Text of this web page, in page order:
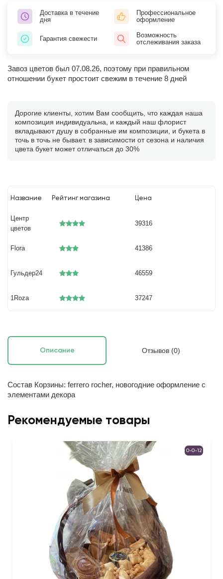
Доставка в течение
дня
Профессиональное
оформление
Гарантия свежести
Возможность
отслеживания заказа
Завоз цветов был 07.08.26, поэтому при правильном
отношении букет простоит свежим в течение 8 дней
Дорогие клиенты, хотим Вам сообщить, что каждая наша
композиция индивидуальна, и каждый наш флорист
вкладывают душу в собранные им композиции, и букета в
точь в точь не бывает. в зависимости от сезона и наличия
цвета букет может отличаться до 30%
Название Рейтинг магазина Цена
Центр
цветов
39316
Flora 41386
Гульдер24 46559
1Roza 37247
Описание Отзывов (0)
Состав Корзины: ferrero rocher, новогодние оформление с
элементами декора
Рекомендуемые товары
0-0-12